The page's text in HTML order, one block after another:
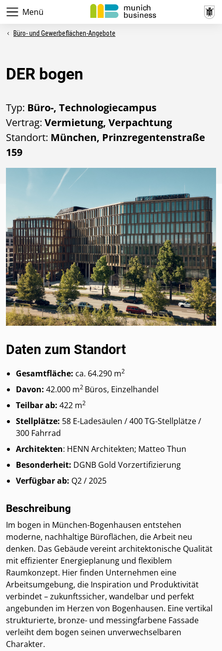
Menü
Büro- und Gewerbeflächen-Angebote
DER bogen
Typ: Büro-, Technologiecampus
Vertrag: Vermietung, Verpachtung
Standort: München, Prinzregentenstraße
159
Daten zum Standort
Gesamtfläche: ca. 64.290 m2
Davon: 42.000 m2 Büros, Einzelhandel
Teilbar ab: 422 m2
Stellplätze: 58 E-Ladesäulen / 400 TG-Stellplätze /
300 Fahrrad
Architekten: HENN Architekten; Matteo Thun
Besonderheit: DGNB Gold Vorzertifizierung
Verfügbar ab: Q2 / 2025
Beschreibung
Im bogen in München-Bogenhausen entstehen
moderne, nachhaltige Büroflächen, die Arbeit neu
denken. Das Gebäude vereint architektonische Qualität
mit effizienter Energieplanung und flexiblem
Raumkonzept. Hier finden Unternehmen eine
Arbeitsumgebung, die Inspiration und Produktivität
verbindet – zukunftssicher, wandelbar und perfekt
angebunden im Herzen von Bogenhausen. Eine vertikal
strukturierte, bronze- und messingfarbene Fassade
verleiht dem bogen seinen unverwechselbaren
Charakter.